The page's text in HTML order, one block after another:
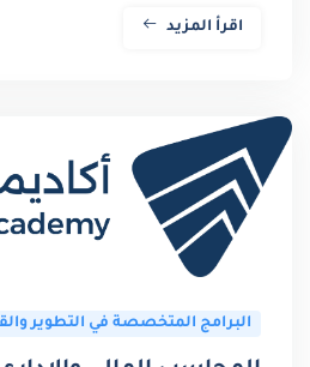
اقرأ المزيد
البرامج المتخصصة في التطوير